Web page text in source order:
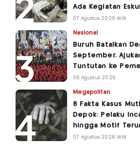
Ada Kegiatan
07 Agustus 2026 WIB
Nasional
Buruh Batalkan
September,
Tuntutan ke
06 Agustus 2026
Megapolitan
8 Fakta Kasus
Depok: Pelaku
hingga Motif
07 Agustus 2026 WIB